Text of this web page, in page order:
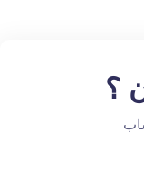
؟